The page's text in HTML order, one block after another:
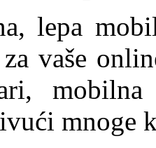
lepa
vaše
mnoge